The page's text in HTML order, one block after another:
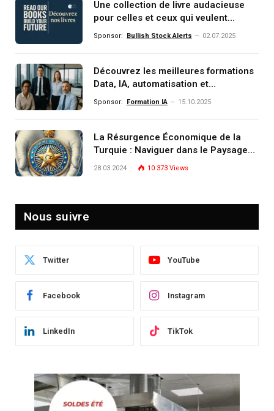
Une collection de livre audacieuse
pour celles et ceux qui veulent
comprendre, investir et dominer le
Sponsor: Bullish Stock Alerts 02.07.2025
Découvrez les meilleures formations
Data, IA, automatisation et
investissement (gestion de
Sponsor: Formation IA 15.10.2025
La Résurgence Économique de la
Turquie : Naviguer dans le Paysage
Post-Crise
28.03.2024 10 373 Views
Nous suivre
Twitter YouTube
Facebook Instagram
LinkedIn TikTok